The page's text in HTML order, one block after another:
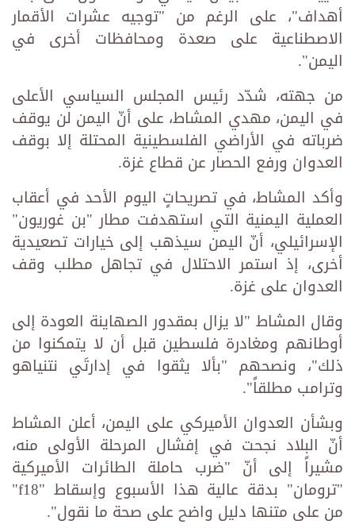
أهداف"، على الرغم من "توجيه عشرات الأقمار
الاصطناعية على صعدة ومحافظات أخرى في
اليمن".
من جهته، شدّد رئيس المجلس السياسي الأعلى
في اليمن، مهدي المشاط، على أنّ اليمن لن يوقف
ضرباته في الأراضي الفلسطينية المحتلة إلا بوقف
العدوان ورفع الحصار عن قطاع غزة.
وأكد المشاط، في تصريحاتٍ اليوم الأحد في أعقاب
العملية اليمنية التي استهدفت مطار "بن غوريون"
الإسرائيلي، أنّ اليمن سيذهب إلى خيارات تصعيدية
أخرى، إذ استمر الاحتلال في تجاهل مطلب وقف
العدوان على غزة.
وقال المشاط "لا يزال بمقدور الصهاينة العودة إلى
أوطانهم ومغادرة فلسطين قبل أن لا يتمكنوا من
ذلك"، ونصحهم "بألا يثقوا في إدارتَي نتنياهو
وترامب مطلقاً".
وبشأن العدوان الأميركي على اليمن، أعلن المشاط
أنّ البلاد نجحت في إفشال المرحلة الأولى منه،
مشيراً إلى أنّ "ضرب حاملة الطائرات الأميركية
"ترومان" بدقة عالية هذا الأسبوع وإسقاط "f18"
من على متنها دليل واضح على صحة ما نقول".